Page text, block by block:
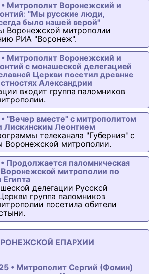
Митрополит Воронежский и
"Мы русские люди,
было нашей верой"
Воронежской митрополии
РИА "Воронеж".
Митрополит Воронежский и
с монашеской делегацией
Церкви посетил древние
Александрии
входит группа паломников
"Вечер вместе" с митрополитом
Лискинским Леонтием
телеканала "Губерния" с
Воронежской митрополии.
Продолжается паломническая
митрополии по
делегации Русской
группа паломников
посетила обители
ЕПАРХИИ
• Митрополит Сергий (Фомин)